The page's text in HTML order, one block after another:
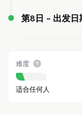
第8日 - 出发日
难度
适合任何人